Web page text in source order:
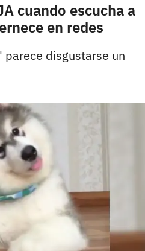
cuando escucha a
en redes
disgustarse un